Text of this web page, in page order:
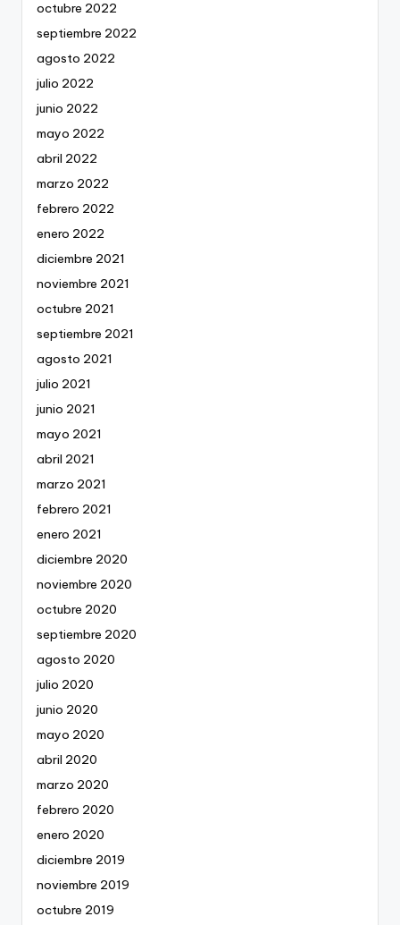
octubre 2022
septiembre 2022
agosto 2022
julio 2022
junio 2022
mayo 2022
abril 2022
marzo 2022
febrero 2022
enero 2022
diciembre 2021
noviembre 2021
octubre 2021
septiembre 2021
agosto 2021
julio 2021
junio 2021
mayo 2021
abril 2021
marzo 2021
febrero 2021
enero 2021
diciembre 2020
noviembre 2020
octubre 2020
septiembre 2020
agosto 2020
julio 2020
junio 2020
mayo 2020
abril 2020
marzo 2020
febrero 2020
enero 2020
diciembre 2019
noviembre 2019
octubre 2019